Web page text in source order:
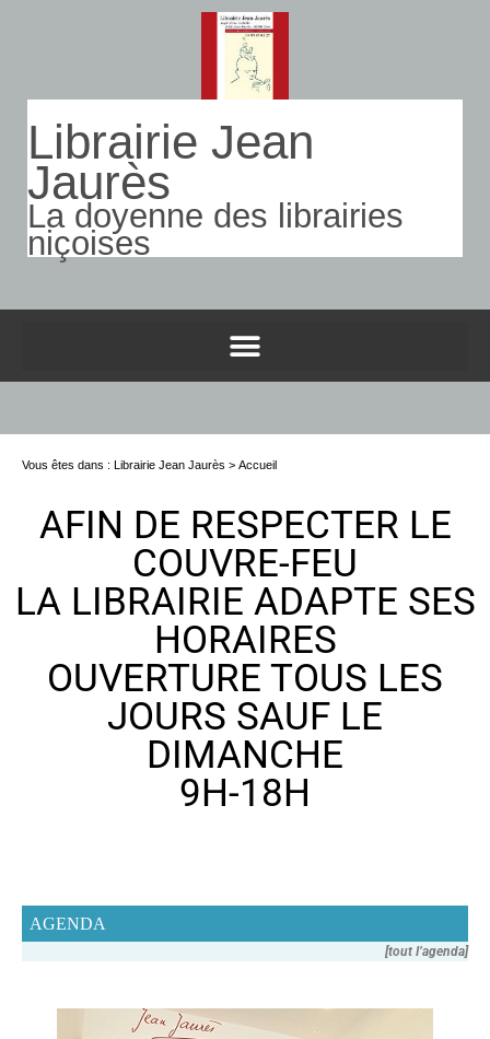
Librairie Jean
Jaurès
La doyenne des librairies
niçoises
Vous êtes dans : Librairie Jean Jaurès > Accueil
AFIN DE RESPECTER LE
COUVRE-FEU
LA LIBRAIRIE ADAPTE SES
HORAIRES
OUVERTURE TOUS LES
JOURS SAUF LE
DIMANCHE
9H-18H
AGENDA
[tout I’agenda]